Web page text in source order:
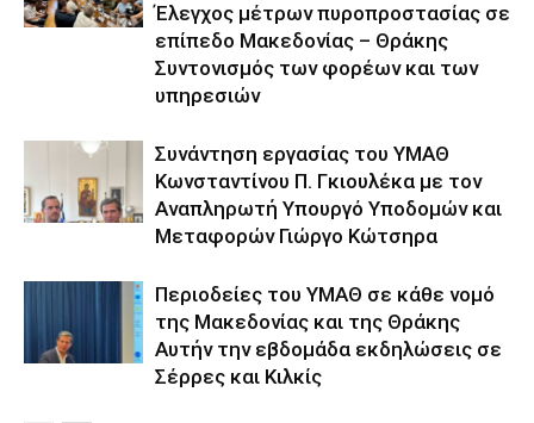
Έλεγχος μέτρων πυροπροστασίας σε
επίπεδο Μακεδονίας – Θράκης
Συντονισμός των φορέων και των
υπηρεσιών
Συνάντηση εργασίας του ΥΜΑΘ
Κωνσταντίνου Π. Γκιουλέκα με τον
Αναπληρωτή Υπουργό Υποδομών και
Μεταφορών Γιώργο Κώτσηρα
Περιοδείες του ΥΜΑΘ σε κάθε νομό
της Μακεδονίας και της Θράκης
Αυτήν την εβδομάδα εκδηλώσεις σε
Σέρρες και Κιλκίς